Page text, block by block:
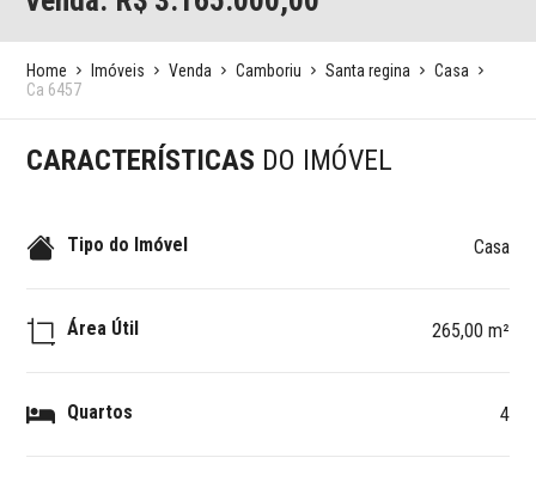
Home Imóveis Venda Camboriu Santa regina
Casa
Ca 6457
CARACTERÍSTICAS DO IMÓVEL
Tipo do Imóvel Casa
Área Útil 265,00 m²
Quartos 4